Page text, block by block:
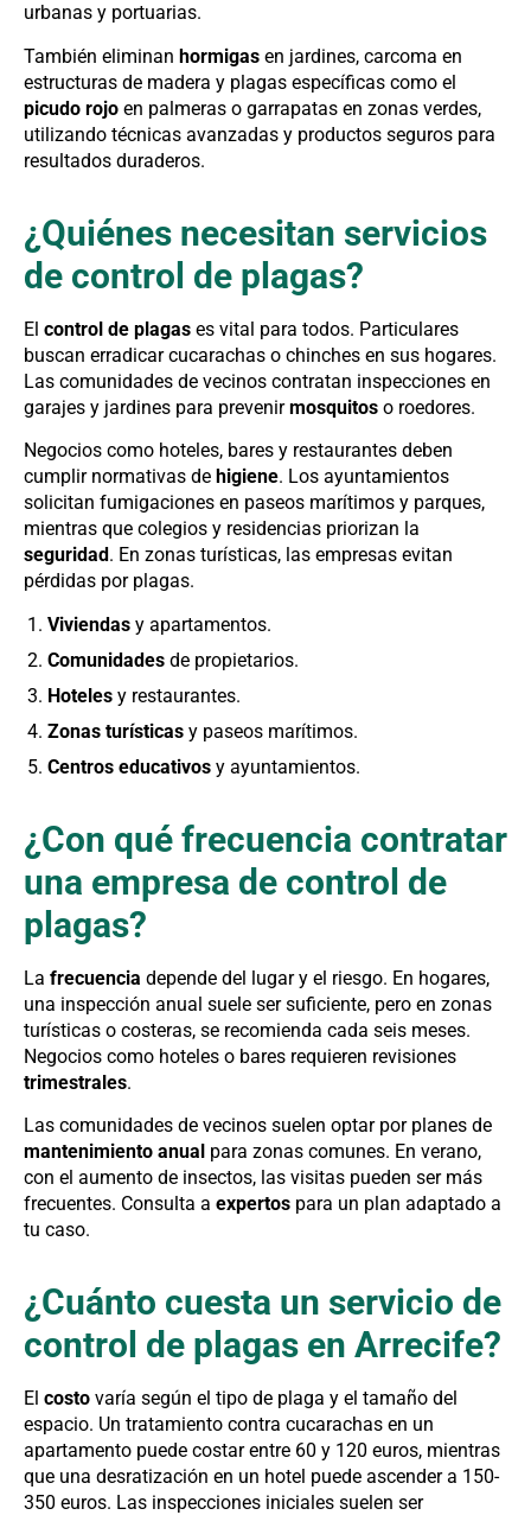
urbanas y portuarias.
También eliminan hormigas en jardines, carcoma en
estructuras de madera y plagas específicas como el
picudo rojo en palmeras o garrapatas en zonas verdes,
utilizando técnicas avanzadas y productos seguros para
resultados duraderos.
¿Quiénes necesitan servicios
de control de plagas?
El control de plagas es vital para todos. Particulares
buscan erradicar cucarachas o chinches en sus hogares.
Las comunidades de vecinos contratan inspecciones en
garajes y jardines para prevenirmosquitos o roedores.
Negocios como hoteles, bares y restaurantes deben
cumplir normativas de higiene. Los ayuntamientos
solicitan fumigaciones en paseos marítimos y parques,
mientras que colegios y residencias priorizan la
seguridad . En zonas turísticas, las empresas evitan
pérdidas por plagas.
Viviendas y apartamentos.
Comunidades de propietarios.
Hoteles y restaurantes.
Zonas turísticas y paseos marítimos.
Centros educativos y ayuntamientos.
¿Con qué frecuencia contratar
una empresa de control de
plagas?
La frecuencia depende del lugar y el riesgo. En hogares,
una inspección anual suele ser suficiente, pero en zonas
turísticas o costeras, se recomienda cada seis meses.
Negocios como hoteles o bares requieren revisiones
trimestrales.
Las comunidades de vecinos suelen optar por planes de
mantenimiento anual para zonas comunes. En verano,
con el aumento de insectos, las visitas pueden ser más
frecuentes. Consulta a expertos para un plan adaptado a
tu caso.
¿Cuánto cuesta un servicio de
control de plagas en Arrecife?
El costo varía según el tipo de plaga y el tamaño del
espacio. Un tratamiento contra cucarachas en un
apartamento puede costar entre 60 y 120 euros, mientras
que una desratización en un hotel puede ascender a 150-
350 euros. Las inspecciones iniciales suelen ser